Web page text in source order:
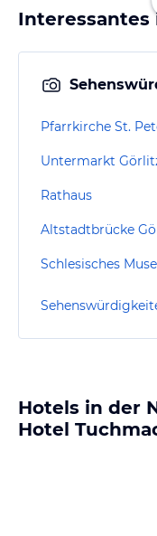
Interessantes
Pfarrkirche St.
Untermarkt
Rathaus
Altstadtbrücke
Schlesisches
Hotels in der
Hotel